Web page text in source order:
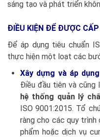
sáng tạo và phát triển
ĐIỀU KIỆN ĐỂ ĐƯỢC
Để áp dụng tiêu chuẩn
thực hiện một loạt các
Xây dựng và áp
Điều đầu tiên và
hệ thống quản lý
ISO 9001:2015. Tổ
ràng cho các quy trình
phẩm hoặc dịch vụ